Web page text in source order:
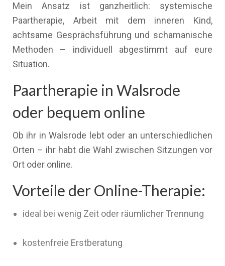
Mein Ansatz ist ganzheitlich: systemische
Paartherapie, Arbeit mit dem inneren Kind,
achtsame Gesprächsführung und schamanische
Methoden – individuell abgestimmt auf eure
Situation.
Paartherapie in Walsrode
oder bequem online
Ob ihr in Walsrode lebt oder an unterschiedlichen
Orten – ihr habt die Wahl zwischen Sitzungen vor
Ort oder online.
Vorteile der Online-Therapie:
ideal bei wenig Zeit oder räumlicher Trennung
kostenfreie Erstberatung